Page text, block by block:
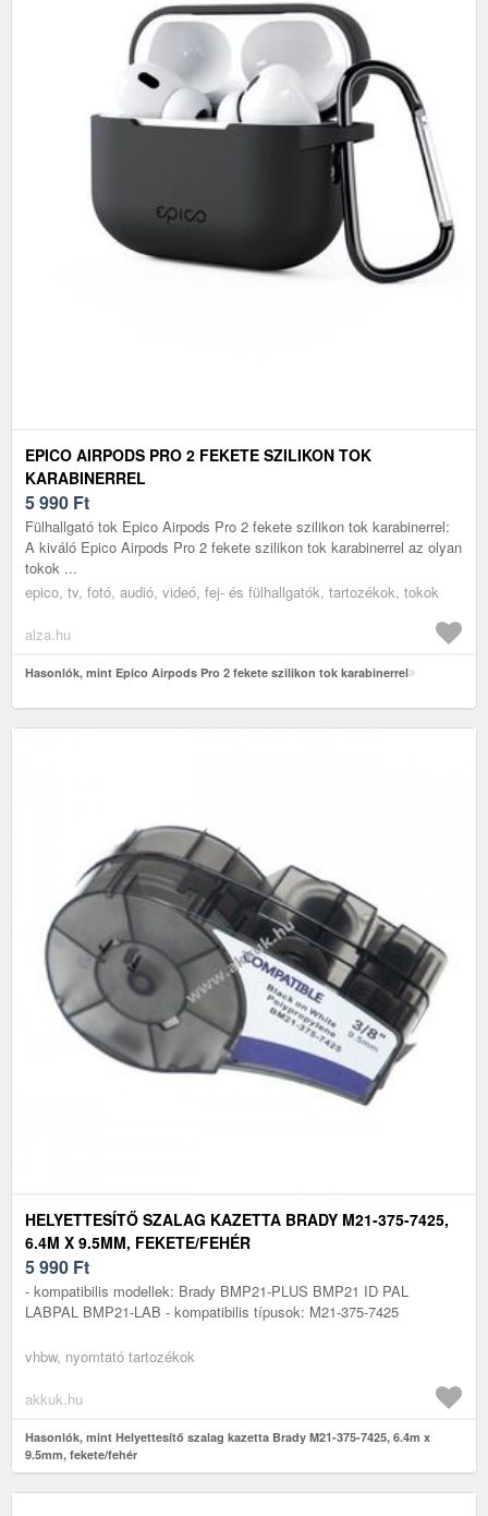
EPICO AIRPODS PRO 2 FEKETE SZILIKON TOK
KARABINERREL
5 990 Ft
Fülhallgató tok Epico Airpods Pro 2 fekete szilikon tok karabinerrel:
A kiváló Epico Airpods Pro 2 fekete szilikon tok karabinerrel az olyan
tokok ...
epico, tv, fotó, audió, videó, fej- és fülhallgatók, tartozékok, tokok
alza.hu
Hasonlók, mint Epico Airpods Pro 2 fekete szilikon tok karabinerrel
HELYETTESÍTŐ SZALAG KAZETTA BRADY M21-375-7425,
6.4M X 9.5MM, FEKETE/FEHÉR
5 990 Ft
- kompatibilis modellek: Brady BMP21-PLUS BMP21 ID PAL
LABPAL BMP21-LAB - kompatibilis típusok: M21-375-7425
vhbw, nyomtató tartozékok
akkuk.hu
Hasonlók, mint Helyettesítő szalag kazetta Brady M21-375-7425, 6.4m x
9.5mm, fekete/fehér